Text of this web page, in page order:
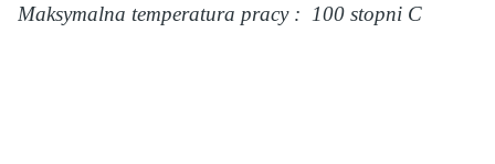
Maksymalna temperatura pracy : 100 stopni C